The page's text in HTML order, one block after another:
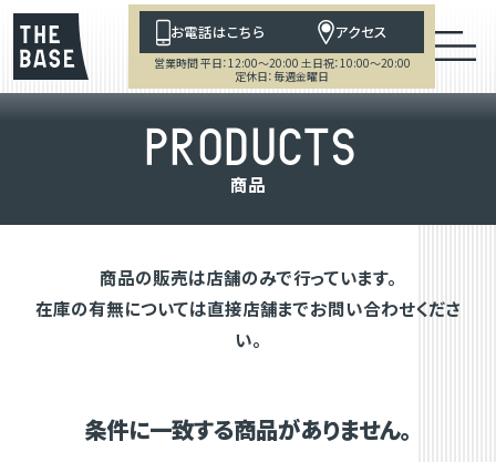
お電話はこちら アクセス
営業時間 平日：12:00～20:00 土日祝：10:00～20:00
定休日：毎週金曜日
PRODUCTS
商品
商品の販売は店舗のみで行っています。
在庫の有無については直接店舗までお問い合わせくださ
い。
条件に一致する商品がありません。